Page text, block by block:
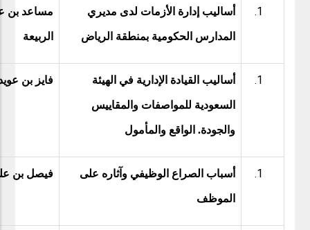
أساليب إدارة الأزمات لدى مديري
المدارس الحكومية بمنطقة الرياض
مساعد بن
الربيعة
أساليب القيادة الإدارية في الهيئة
السعودية للمواصفات والمقاييس
والجودة. الواقع والمأمول
فايز بن
أسباب الصراع الوظيفي وآثاره على
الموظف
فيصل بن